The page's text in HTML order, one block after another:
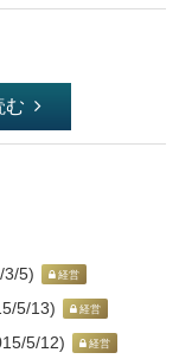
む
3/5) 経営
5/13) 経営
5/12) 経営